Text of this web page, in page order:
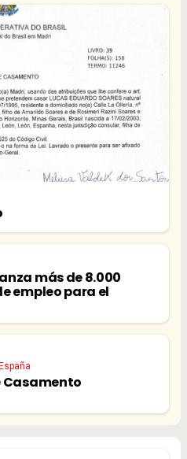
más de 8.000
empleo para el
Casamento